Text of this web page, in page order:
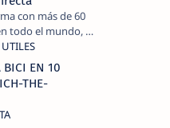
con más de 60
todo el mundo, y
GPS
por su
BICI EN 10
THE-